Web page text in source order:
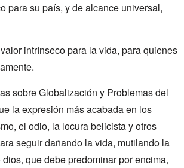
para su país, y de alcance universal,
intrínseco para la vida, para quienes
sobre Globalización y Problemas del
la expresión más acabada en los
el odio, la locura belicista y otros
seguir dañando la vida, mutilando la
que debe predominar por encima,